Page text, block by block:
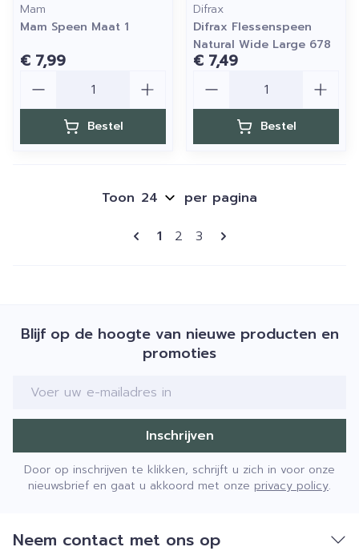
Mam
Mam Speen Maat 1
€ 7,99
Bestel
Difrax
Difrax Flessenspeen
Natural Wide Large 678
€ 7,49
Bestel
Pagina's
U lees momenteel pagina
1 Pagina
2 Pagina
3
Toon per pagina
Blijf op de hoogte van nieuwe producten en
promoties
E-mail adres
Inschrijven
Door op inschrijven te klikken, schrijft u zich in voor onze
nieuwsbrief en gaat u akkoord met onze privacy policy.
Neem contact met ons op